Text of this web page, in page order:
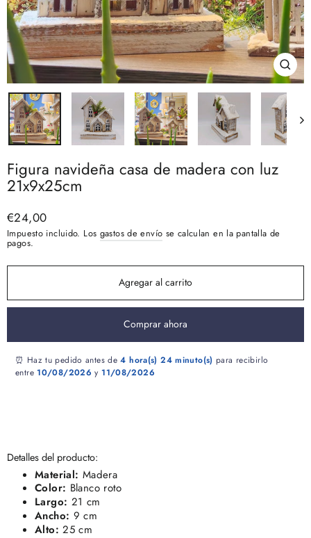
(esc)
Figura navideña casa de madera con luz
21x9x25cm
Precio
habitual
€24,00
Impuesto incluido. Los gastos de envío se calculan en la pantalla de
pagos.
Agregar al carrito
Comprar ahora
⏰ Haz tu pedido antes de4 hora(s) 24 minuto(s) para recibirlo
entre10/08/2026 y11/08/2026
Detalles del producto:
Material: Madera
Color: Blanco roto
Largo: 21 cm
Ancho: 9 cm
Alto: 25 cm